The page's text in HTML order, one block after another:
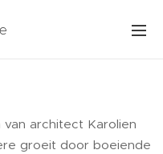
van architect Karolien
groeit door boeiende